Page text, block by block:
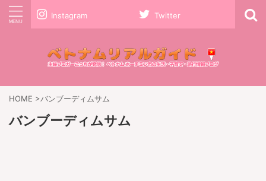
Instagram Twitter
HOME >バンブーディムサム
バンブーディムサム